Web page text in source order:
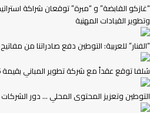
“غازكو القابضة” و “مبرة” توقعان شراكة
وتطوير القيادات المهنية
“الفنار” للعربية: التوطين دفع صادراتنا من
شلفا توقع عقداً مع شركة تطوير المباني بقيمة 366.5 مليون ريال
التوطين وتعزيز المحتوى المحلي … دور الشركات